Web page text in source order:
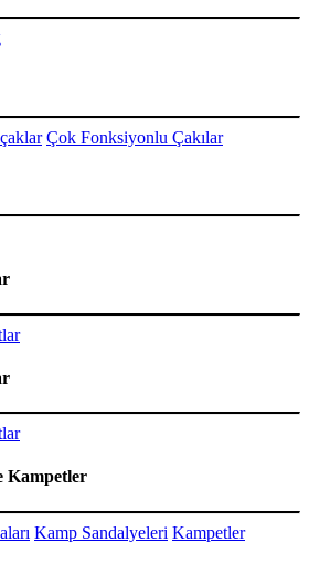
Çok Fonksiyonlu Çakılar
Kampetler
Kamp Sandalyeleri Kampetler